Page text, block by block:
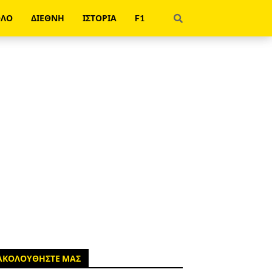
ΔΙΕΘΝΗ ΙΣΤΟΡΙΑ F1
ΜΑΣ